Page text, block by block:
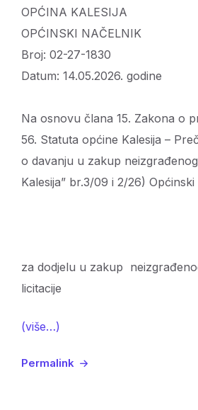
OPĆINA KALESIJA
OPĆINSKI NAČELNIK
Broj: 02-27-1830
Datum: 14.05.2026. godine
Na osnovu člana 15. Zakona o
56. Statuta općine Kalesija –
o davanju u zakup
Kalesija” br.3/09 i 2/26)
JAVNI
za dodjelu u zakup
licitacije
(više…)
Permalink